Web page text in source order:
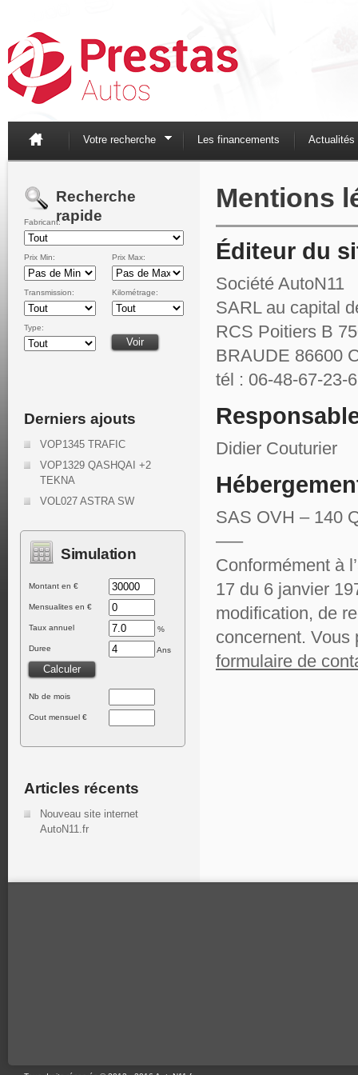
Votre recherche Les financements Actualités
Recherche
rapide
Fabricant:
Prix Min: Prix Max:
Transmission: Kilométrage:
Type:
Derniers ajouts
VOP1345 TRAFIC
VOP1329 QASHQAI +2
TEKNA
VOL027 ASTRA SW
Simulation
Montant en €
Mensualites en €
Taux annuel %
Duree Ans
Nb de mois
Cout mensuel €
Articles récents
Nouveau site internet
AutoN11.fr
Mentions
Éditeur du
Société AutoN11
SARL au capital
RCS Poitiers B
BRAUDE 86600
tél : 06-48-67-23-
Didier Couturier
SAS OVH – 140
—–
Conformément à
17 du 6 janvier
modification, de
concernent. Vous
formulaire de